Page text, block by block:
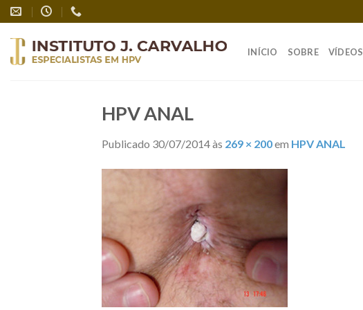
Skip
to
content
INÍCIO SOBRE VÍDEOS
HPV ANAL
Publicado 30/07/2014às 269 × 200em HPV ANAL